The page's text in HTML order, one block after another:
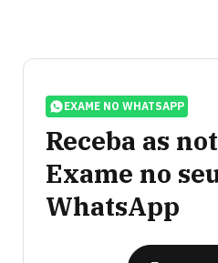
EXAME NO WHATSAPP
Receba as
Exame no
WhatsApp